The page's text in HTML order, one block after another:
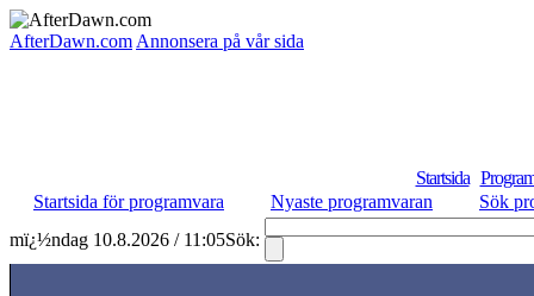
AfterDawn.com Annonsera på vår sida
Startsida
Startsida för programvara
Nyaste programvaran
Sök
mï¿½ndag 10.8.2026 / 11:05Sök: